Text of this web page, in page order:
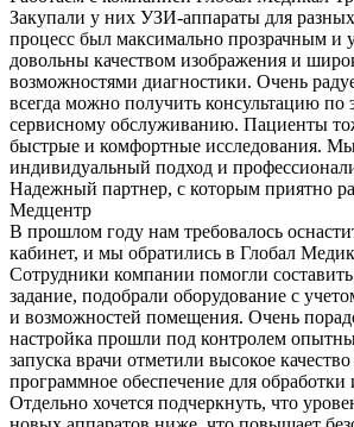
Закупали у них УЗИ-аппараты для
процесс был максимально прозрачным и
довольны качеством изображения и
возможностями диагностики. Очень
всегда можно получить консультацию по
сервисному обслуживанию. Пациенты
быстрые и комфортные исследования.
индивидуальный подход и
Надежный партнер, с которым приятно
Медцентр
В прошлом году нам требовалось
кабинет, и мы обратились в Глобал
Сотрудники компании помогли составить
задание, подобрали оборудование с
и возможностей помещения. Очень
настройка прошли под контролем
запуска врачи отметили высокое
программное обеспечение для обработки
Отдельно хочется подчеркнуть, что